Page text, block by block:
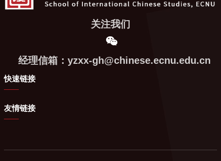
关注我们
经理信箱：yzxx-gh@chinese.ecnu.edu.cn
快速链接
友情链接